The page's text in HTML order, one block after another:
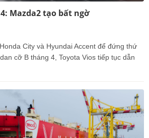
Mazda2 tạo bất ngờ
City và Hyundai Accent để đứng thứ
cỡ B tháng 4, Toyota Vios tiếp tục dẫn